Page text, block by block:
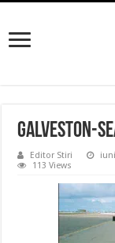
Galveston-
Editor Stiri
113 Views